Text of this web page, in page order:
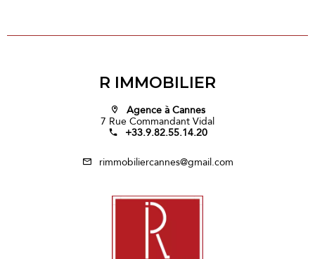
R IMMOBILIER
Agence à Cannes
7 Rue Commandant Vidal
+33.9.82.55.14.20
rimmobiliercannes@gmail.com